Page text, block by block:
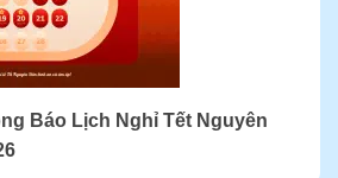
Báo Lịch Nghỉ Tết Nguyên